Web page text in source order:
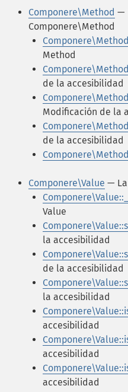
Componere\Method —
Componere\Method
Method
de la accesibilidad
Modificación de la
de la accesibilidad
Componere\Value — La
Value
la accesibilidad
de la accesibilidad
la accesibilidad
accesibilidad
accesibilidad
accesibilidad